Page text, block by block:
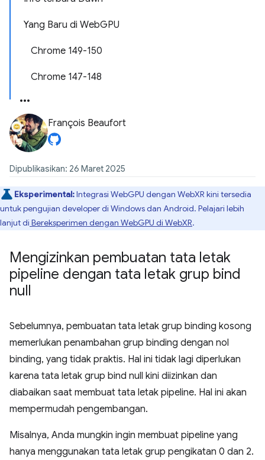
Yang Baru di WebGPU
Chrome 149-150
Chrome 147-148
François Beaufort
Dipublikasikan: 26 Maret 2025
Eksperimental:Integrasi WebGPU dengan WebXR kini tersedia
untuk pengujian developer di Windows dan Android. Pelajari lebih
lanjut di Bereksperimen dengan WebGPU di WebXR.
Mengizinkan pembuatan tata letak
pipeline dengan tata letak grup bind
null
Sebelumnya, pembuatan tata letak grup binding kosong
memerlukan penambahan grup binding dengan nol
binding, yang tidak praktis. Hal ini tidak lagi diperlukan
karena tata letak grup bind null kini diizinkan dan
diabaikan saat membuat tata letak pipeline. Hal ini akan
mempermudah pengembangan.
Misalnya, Anda mungkin ingin membuat pipeline yang
hanya menggunakan tata letak grup pengikatan 0 dan 2.